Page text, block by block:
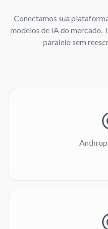
Conectamos sua
modelos de IA do mercado.
paralelo sem